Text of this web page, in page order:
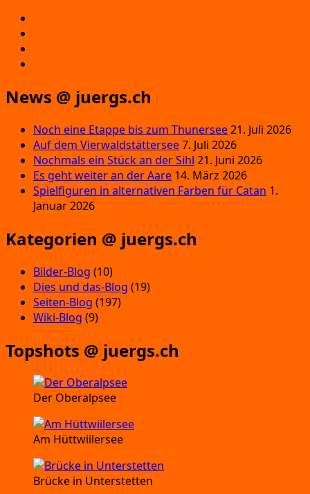
News @ juergs.ch
Noch eine Etappe bis zum Thunersee21. Juli 2026
Auf dem Vierwaldstättersee7. Juli 2026
Nochmals ein Stück an der Sihl 21. Juni 2026
Es geht weiter an der Aare 14. März 2026
Spielfiguren in alternativen Farben für Catan 1.
Januar 2026
Kategorien @ juergs.ch
Bilder-Blog (10)
Dies und das-Blog (19)
Seiten-Blog (197)
Wiki-Blog (9)
Topshots @ juergs.ch
Der Oberalpsee
Am Hüttwiilersee
Brücke in Unterstetten